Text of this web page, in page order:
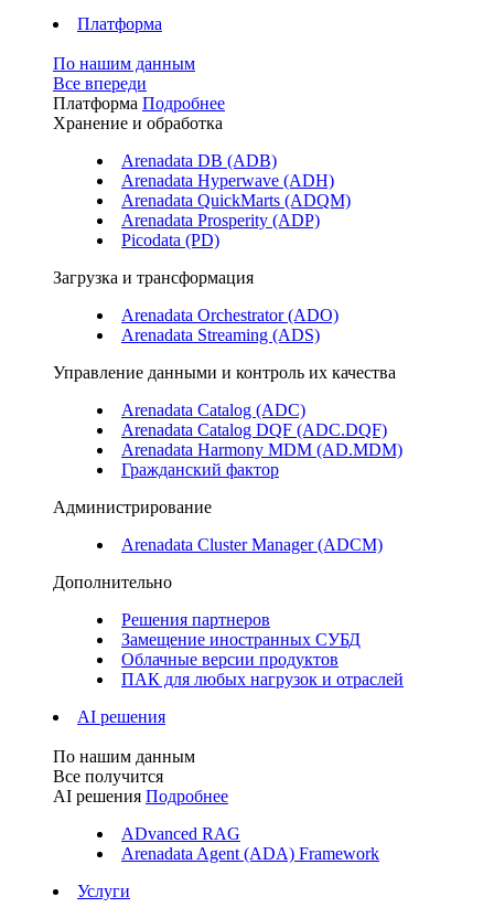
Платформа
По нашим данным
Все впереди
Платформа Подробнее
Хранение и обработка
Arenadata DB (ADB)
Arenadata Hyperwave (ADH)
Arenadata QuickMarts (ADQM)
Arenadata Prosperity (ADP)
Picodata (PD)
Загрузка и трансформация
Arenadata Orchestrator (ADO)
Arenadata Streaming (ADS)
Управление данными и контроль их качества
Arenadata Catalog (ADC)
Arenadata Catalog DQF (ADС.DQF)
Arenadata Harmony MDM (AD.MDM)
Гражданский фактор
Администрирование
Arenadata Cluster Manager (ADCM)
Дополнительно
Решения партнеров
Замещение иностранных СУБД
Облачные версии продуктов
ПАК для любых нагрузок и отраслей
AI решения
По нашим данным
Все получится
AI решения Подробнее
ADvanced RAG
Arenadata Agent (ADA) Framework
Услуги